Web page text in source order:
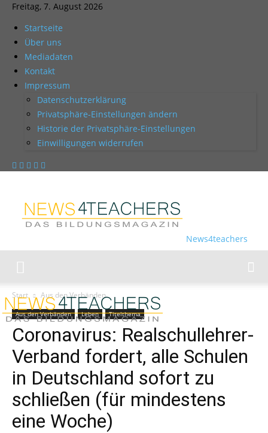
Freitag, 7. August 2026
Startseite
Über uns
Mediadaten
Kontakt
Impressum
Datenschutzerklärung
Privatsphäre-Einstellungen ändern
Historie der Privatsphäre-Einstellungen
Einwilligungen widerrufen
News4teachers
Start Aus den Verbänden
Aus den Verbänden Leben Titelthema
Coronavirus: Realschullehrer-
Verband fordert, alle Schulen
in Deutschland sofort zu
schließen (für mindestens
eine Woche)